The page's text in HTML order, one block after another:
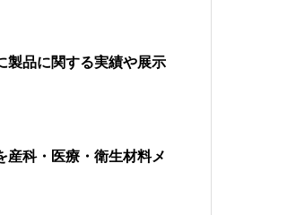
品に関する実績や展示
科・医療・衛生材料メ